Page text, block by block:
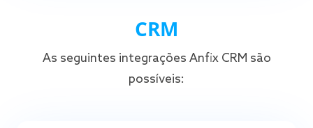
CRM
As seguintes integrações Anfix CRM são
possíveis: